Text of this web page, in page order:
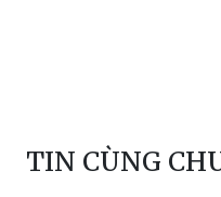
TIN CÙNG